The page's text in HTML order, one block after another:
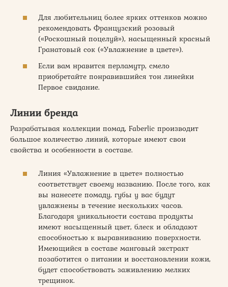
Для любительниц более ярких оттенков можно
рекомендовать Французский розовый
(«Роскошный поцелуй»), насыщенный красный
Гранатовый сок («Увлажнение в цвете»).
Если вам нравится перламутр, смело
приобретайте понравившийся тон линейки
Первое свидание.
Линии бренда
Разрабатывая коллекции помад, Faberlic производит
большое количество линий, которые имеют свои
свойства и особенности в составе.
Линия «Увлажнение в цвете» полностью
соответствует своему названию. После того, как
вы нанесете помаду, губы у вас будут
увлажнены в течение нескольких часов.
Благодаря уникальности состава продукты
имеют насыщенный цвет, блеск и обладают
способностью к выравниванию поверхности.
Имеющийся в составе манговый экстракт
позаботится о питании и восстановлении кожи,
будет способствовать заживлению мелких
трещинок.